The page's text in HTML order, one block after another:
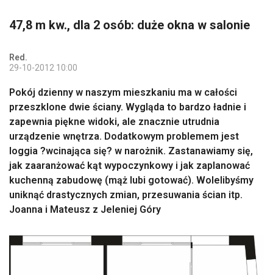
47,8 m kw., dla 2 osób: duże okna w salonie
Red.
29-10-2012 10:00
Pokój dzienny w naszym mieszkaniu ma w całości
przeszklone dwie ściany. Wygląda to bardzo ładnie i
zapewnia piękne widoki, ale znacznie utrudnia
urządzenie wnętrza. Dodatkowym problemem jest
loggia ?wcinająca się? w narożnik. Zastanawiamy się,
jak zaaranżować kąt wypoczynkowy i jak zaplanować
kuchenną zabudowę (mąż lubi gotować). Wolelibyśmy
uniknąć drastycznych zmian, przesuwania ścian itp.
Joanna i Mateusz z Jeleniej Góry